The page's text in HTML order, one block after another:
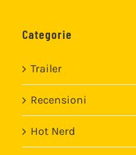
Categorie
Trailer
Recensioni
Hot Nerd